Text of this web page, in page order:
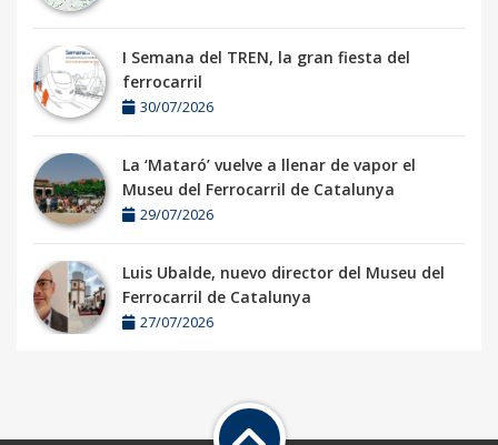
I Semana del TREN, la gran fiesta del
ferrocarril
30/07/2026
La ‘Mataró’ vuelve a llenar de vapor el
Museu del Ferrocarril de Catalunya
29/07/2026
Luis Ubalde, nuevo director del Museu del
Ferrocarril de Catalunya
27/07/2026